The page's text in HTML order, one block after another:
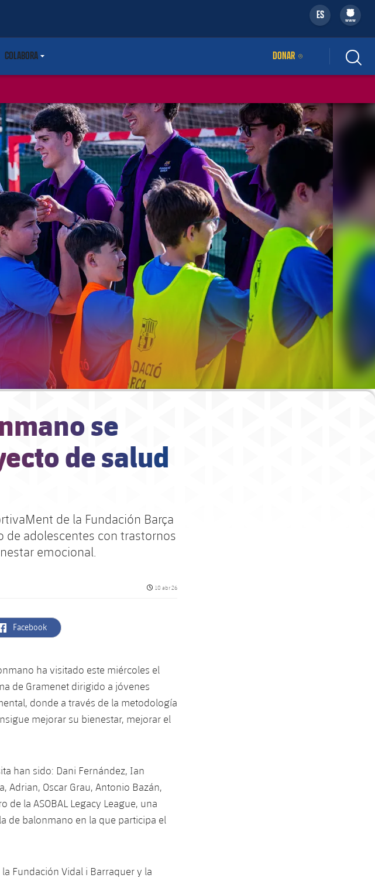
ES
filled-badge
www
COLABORALABEL.SHARE.CARETDOWN DONARENLACE EXTERNO
se
de salud
de la Fundación Barça
adolescentes con trastornos
emocional.
Fecha de publicación
10 abr 26
label.aria.facebook
Facebook
ha visitado este miércoles el
de Gramenet dirigido a jóvenes
donde a través de la metodología
mejorar su bienestar, mejorar el
han sido: Dani Fernández, Ian
Adrian, Oscar Grau, Antonio Bazán,
la ASOBAL Legacy League, una
de balonmano en la que participa el
Fundación Vidal i Barraquer y la